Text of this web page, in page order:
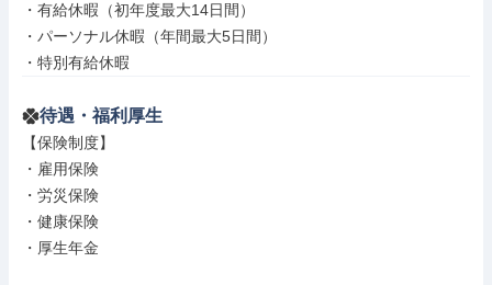
・有給休暇（初年度最大14日間）
・パーソナル休暇（年間最大5日間）
・特別有給休暇
待遇・福利厚生
【保険制度】
・雇用保険
・労災保険
・健康保険
・厚生年金